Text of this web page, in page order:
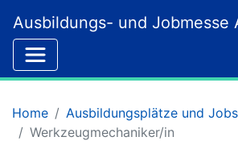
Ausbildungs- und Jobmesse
Home
Ausbildungsplätze und Jobs
Werkzeugmechaniker/in